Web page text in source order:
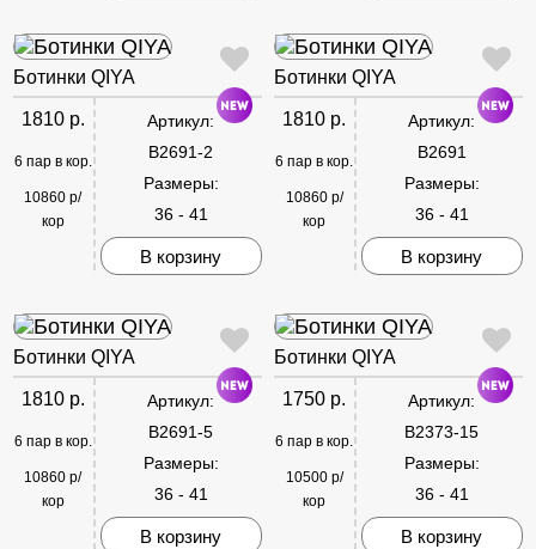
Ботинки QIYA
1810 р.
6 пар в кор.
10860 р/
кор
Артикул:
B2691-2
Размеры:
36 - 41
В корзину
Ботинки QIYA
1810 р.
6 пар в кор.
10860 р/
кор
Артикул:
B2691
Размеры:
36 - 41
В корзину
Ботинки QIYA
1810 р.
6 пар в кор.
10860 р/
кор
Артикул:
B2691-5
Размеры:
36 - 41
В корзину
Ботинки QIYA
1750 р.
6 пар в кор.
10500 р/
кор
Артикул:
B2373-15
Размеры:
36 - 41
В корзину